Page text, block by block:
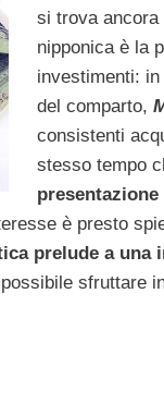
si trova ancora
nipponica è la
investimenti:
del comparto,
consistenti
stesso tempo
è presto
prelude a
sfruttare